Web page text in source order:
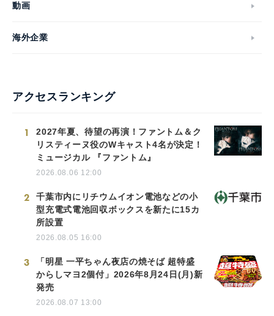
動画
海外企業
アクセスランキング
1
2027年夏、待望の再演！ファントム＆ク
リスティーヌ役のWキャスト4名が決定！
ミュージカル 『ファントム』
2026.08.06 12:00
2
千葉市内にリチウムイオン電池などの小
型充電式電池回収ボックスを新たに15カ
所設置
2026.08.05 16:00
3
「明星 一平ちゃん夜店の焼そば 超特盛
からしマヨ2個付」2026年8月24日(月)新
発売
2026.08.07 13:00